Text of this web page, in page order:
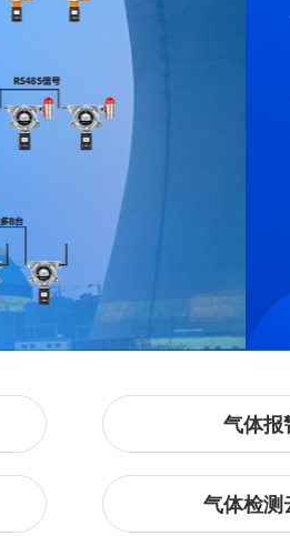
气体报
气体检测